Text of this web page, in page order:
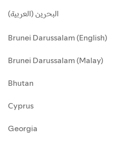
البحرين (العربية)
Brunei Darussalam (English)
Brunei Darussalam (Malay)
Bhutan
Cyprus
Georgia